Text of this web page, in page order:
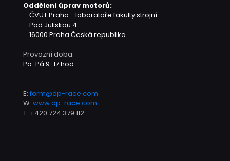
Oddělení úprav motorů:
ČVUT Praha - laboratoře fakulty strojní
Pod Juliskou 4
16000 Praha Česká republika
Provozní doba:
Po-Pá 9-17 hod.
E: form@dp-race.com
W: www.dp-race.com
T: +420 724 379 112